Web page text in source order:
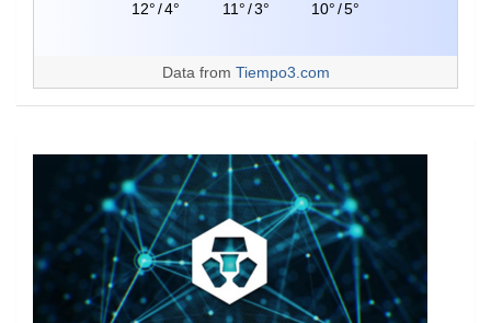
12°/4° 11°/3° 10°/5°
Data from Tiempo3.com